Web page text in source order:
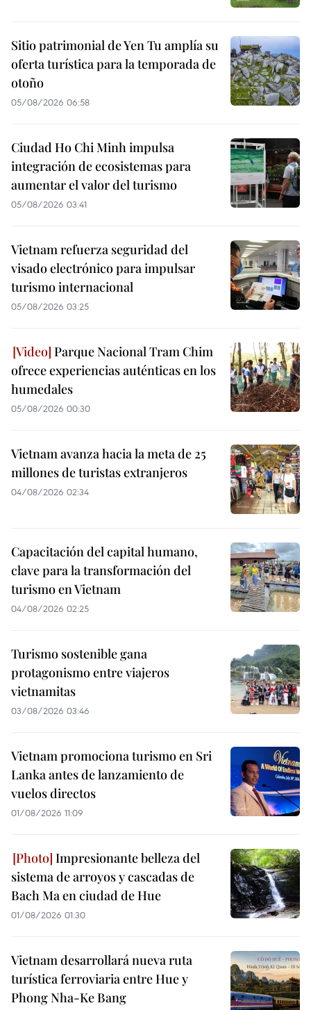
Sitio patrimonial de Yen Tu amplía su
oferta turística para la temporada de
otoño
05/08/2026 06:58
Ciudad Ho Chi Minh impulsa
integración de ecosistemas para
aumentar el valor del turismo
05/08/2026 03:41
Vietnam refuerza seguridad del
visado electrónico para impulsar
turismo internacional
05/08/2026 03:25
Parque Nacional Tram Chim
ofrece experiencias auténticas en los
humedales
05/08/2026 00:30
Vietnam avanza hacia la meta de 25
millones de turistas extranjeros
04/08/2026 02:34
Capacitación del capital humano,
clave para la transformación del
turismo en Vietnam
04/08/2026 02:25
Turismo sostenible gana
protagonismo entre viajeros
vietnamitas
03/08/2026 03:46
Vietnam promociona turismo en Sri
Lanka antes de lanzamiento de
vuelos directos
01/08/2026 11:09
Impresionante belleza del
sistema de arroyos y cascadas de
Bach Ma en ciudad de Hue
01/08/2026 01:30
Vietnam desarrollará nueva ruta
turística ferroviaria entre Hue y
Phong Nha-Ke Bang